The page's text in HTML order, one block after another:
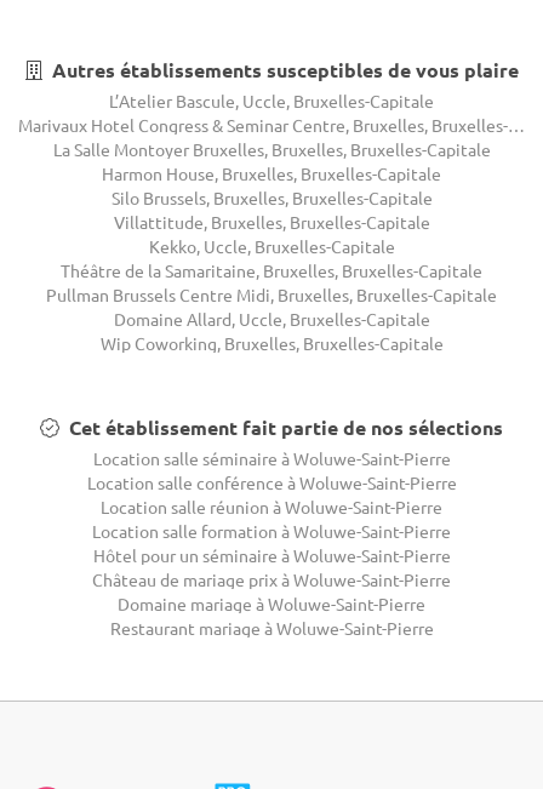
Autres établissements susceptibles de vous plaire
L’Atelier Bascule, Uccle, Bruxelles-Capitale
Marivaux Hotel Congress & Seminar Centre, Bruxelles, Bruxelles-Capitale
La Salle Montoyer Bruxelles, Bruxelles, Bruxelles-Capitale
Harmon House, Bruxelles, Bruxelles-Capitale
Silo Brussels, Bruxelles, Bruxelles-Capitale
Villattitude, Bruxelles, Bruxelles-Capitale
Kekko, Uccle, Bruxelles-Capitale
Théâtre de la Samaritaine, Bruxelles, Bruxelles-Capitale
Pullman Brussels Centre Midi, Bruxelles, Bruxelles-Capitale
Domaine Allard, Uccle, Bruxelles-Capitale
Wip Coworking, Bruxelles, Bruxelles-Capitale
Cet établissement fait partie de nos sélections
Location salle séminaire à Woluwe-Saint-Pierre
Location salle conférence à Woluwe-Saint-Pierre
Location salle réunion à Woluwe-Saint-Pierre
Location salle formation à Woluwe-Saint-Pierre
Hôtel pour un séminaire à Woluwe-Saint-Pierre
Château de mariage prix à Woluwe-Saint-Pierre
Domaine mariage à Woluwe-Saint-Pierre
Restaurant mariage à Woluwe-Saint-Pierre